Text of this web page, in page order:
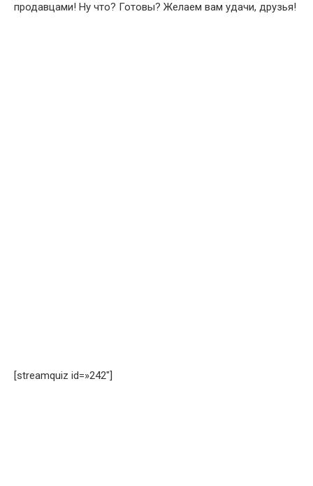
продавцами! Ну что? Готовы? Желаем вам удачи, друзья!
[streamquiz id=»242″]